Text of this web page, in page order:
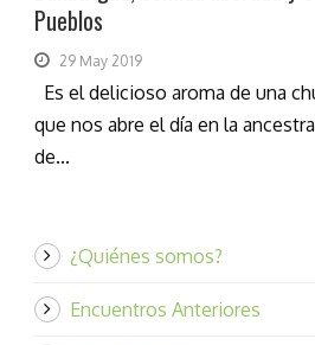
Pueblos
29 May 2019
Es el delicioso aroma de una
que nos abre el día en la
de...
¿Quiénes somos?
Encuentros Anteriores